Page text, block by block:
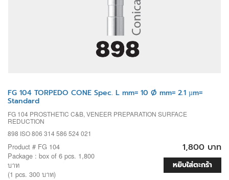
FG 104 TORPEDO CONE Spec. L mm= 10 Ø mm= 2.1 µm=
Standard
FG 104 PROSTHETIC C&B, VENEER PREPARATION SURFACE
REDUCTION
898 ISO 806 314 586 524 021
Product # FG 104
Package : box of 6 pcs. 1,800
บาท
(1 pcs. 300 บาท)
1,800 บาท
หยิบใส่ตะกร้า